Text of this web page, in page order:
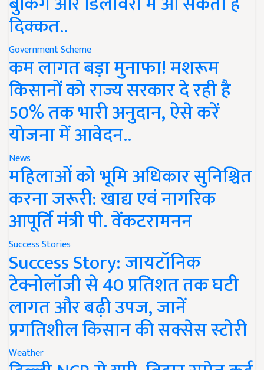
दिक्कत..
Government Scheme
कम लागत बड़ा मुनाफा! मशरूम
किसानों को राज्य सरकार दे रही है
50% तक भारी अनुदान, ऐसे करें
योजना में आवेदन..
News
महिलाओं को भूमि अधिकार सुनिश्चित
करना जरूरी: खाद्य एवं नागरिक
आपूर्ति मंत्री पी. वेंकटरामनन
Success Stories
Success Story: जायटॉनिक
टेक्नोलॉजी से 40 प्रतिशत तक घटी
लागत और बढ़ी उपज, जानें
प्रगतिशील किसान की सक्सेस स्टोरी
Weather